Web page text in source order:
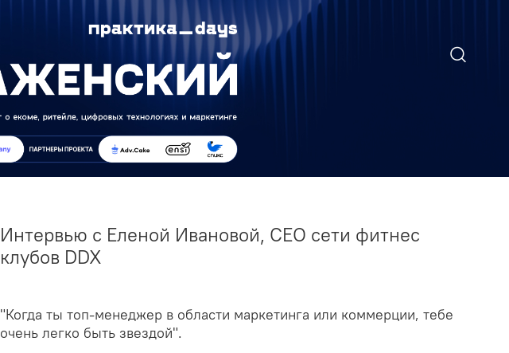
Интервью с Еленой Ивановой, СЕО сети фитнес
клубов DDX
"Когда ты топ-менеджер в области маркетинга или коммерции, тебе
очень легко быть звездой".